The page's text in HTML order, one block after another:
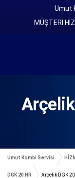
Umut
MÜŞTERİ
Umut Kombi Servisi
DGK 20 HR Arçelik DGK 20